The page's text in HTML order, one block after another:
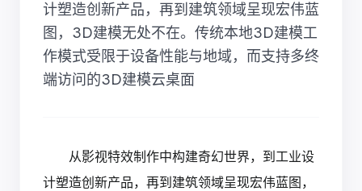
计塑造创新产品，再到建筑领域呈现宏伟蓝
图，3D建模无处不在。传统本地3D建模工
作模式受限于设备性能与地域，而支持多终
端访问的3D建模云桌面
从影视特效制作中构建奇幻世界，到工业设
计塑造创新产品，再到建筑领域呈现宏伟蓝图，